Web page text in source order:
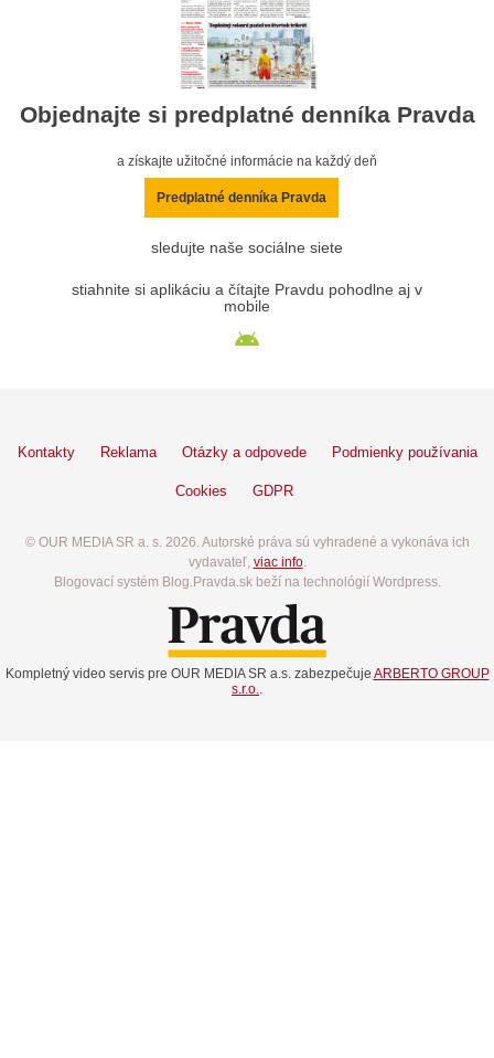
Objednajte si predplatné denníka Pravda
a získajte užitočné informácie na každý deň
Predplatné denníka Pravda
sledujte naše sociálne siete
stiahnite si aplikáciu a čítajte Pravdu pohodlne aj v
mobile
Kontakty Reklama Otázky a odpovede Podmienky používania
Cookies GDPR
© OUR MEDIA SR a. s. 2026. Autorské práva sú vyhradené a vykonáva ich
vydavateľ, viac info.
Blogovací systém Blog.Pravda.sk beží na technológií Wordpress.
Kompletný video servis pre OUR MEDIA SR a.s. zabezpečuje ARBERTO GROUP
s.r.o..